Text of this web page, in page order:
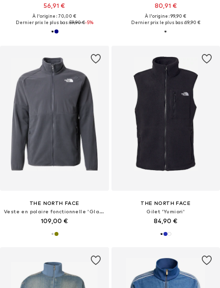
56,91 €
À l'origine : 70,00 €
Dernier prix le plus bas :59,90 €-5%
80,91 €
À l'origine : 99,90 €
Dernier prix le plus bas :69,90 €
THE NORTH FACE
Veste en polaire fonctionnelle 'Glacier'
109,00 €
THE NORTH FACE
Gilet 'Yumiori'
84,90 €